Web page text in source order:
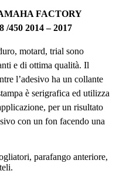
FACTORY
/450 2014 – 2017
motard, trial sono
e di ottima qualità. Il
l’adesivo ha un collante
è serigrafica ed utilizza
per un risultato
con un fon facendo una
parafango anteriore,